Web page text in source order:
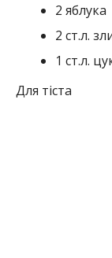
2 яблука
2 ст.л.
1 ст.л.
Для тіста